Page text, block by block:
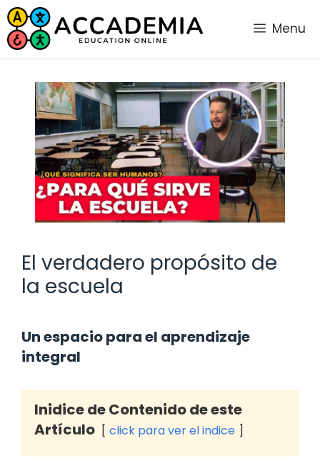
Saltar
al
contenido
Menu
El verdadero propósito de
la escuela
Un espacio para el aprendizaje
integral
Inidice de Contenido de este
Artículo
click para ver el indice